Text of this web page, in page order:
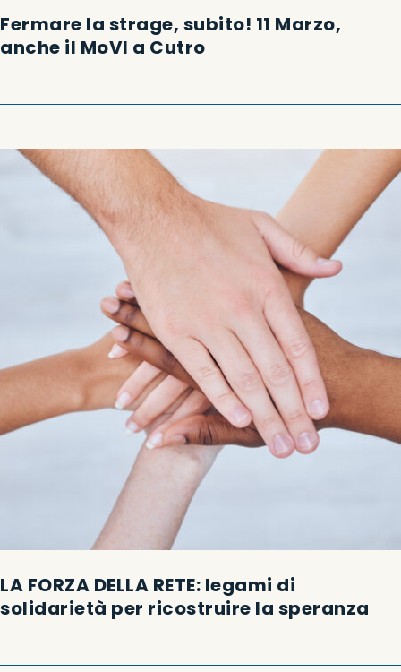
Fermare la strage, subito! 11 Marzo,
anche il MoVI a Cutro
LA FORZA DELLA RETE: legami di
solidarietà per ricostruire la speranza